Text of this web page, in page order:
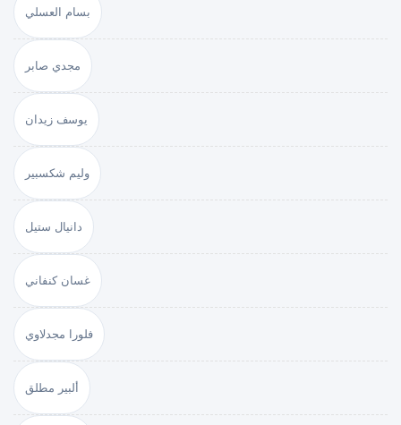
بسام العسلي
مجدي صابر
يوسف زيدان
وليم شكسبير
دانيال ستيل
غسان كنفاني
فلورا مجدلاوي
ألبير مطلق